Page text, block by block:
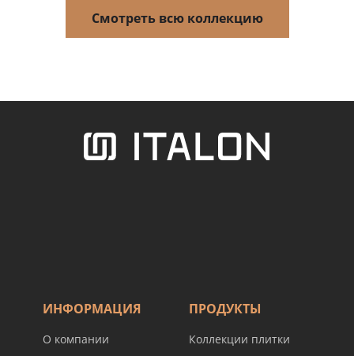
Смотреть всю коллекцию
ИНФОРМАЦИЯ
О компании
ПРОДУКТЫ
Коллекции плитки